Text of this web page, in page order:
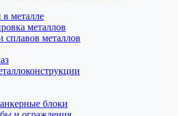
металле
металлов
металлов
блоки